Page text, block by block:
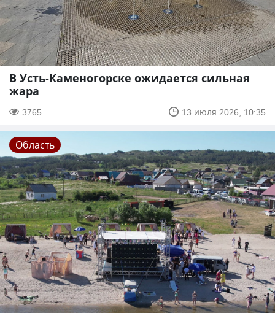
В Усть-Каменогорске ожидается сильная
жара
3765 13 июля 2026, 10:35
Область